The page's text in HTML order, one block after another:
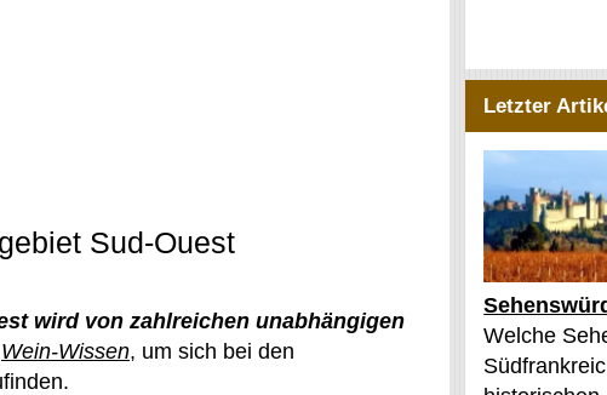
Sud-Ouest
wird von zahlreichen unabhängigen
Wein-Wissen, um sich bei den
Letzter
Welche